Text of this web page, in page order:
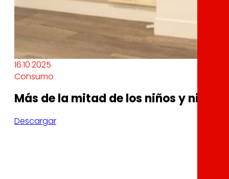
16.10.2025
Consumo
Más de la mitad de los niños y niñas
Descargar